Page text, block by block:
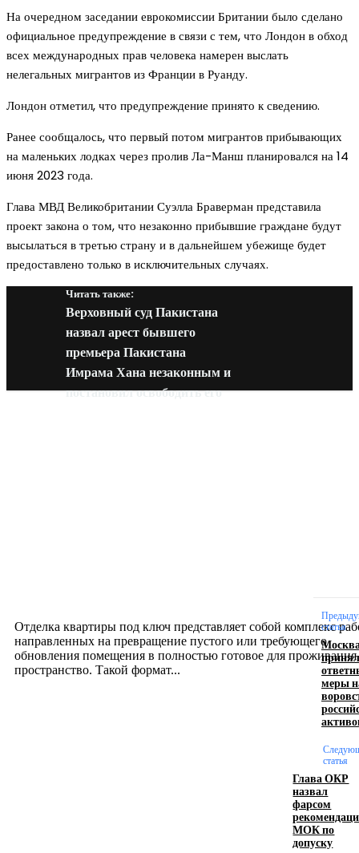
На очередном заседании еврокомиссии Британии было сделано
официальное предупреждение в связи с тем, что Лондон в обход
всех международных прав человека намерен выслать
нелегальных мигрантов из Франции в Руанду.
Лондон отметил, что предупреждение принято к сведению.
Ранее сообщалось, что первый потом мигрантов прибывающих
на маленьких лодках через пролив Ла-Манш планировался на 14
июня 2023 года.
Глава МВД Великобритании Суэлла Браверман представила
проект закона о том, что незаконно прибывшие граждане будут
высылаться в третью страну и в дальнейшем убежище будет
предоставлено только в исключительных случаях.
Читать также:
Верховный суд Пакистана
назвал арест бывшего
премьера Пакистана
Имрама Хана незаконным и
постановил освободить его
Отделка квартиры под ключ представляет собой комплекс
направленных на превращение пустого или требующего
обновления помещения в полностью готовое для проживания
пространство. Такой формат...
Девушка в бокале: легендарный номер бурлеска
статья
меры
статья
Глава ОКР
назвал
фарсом
МОК по
допуску